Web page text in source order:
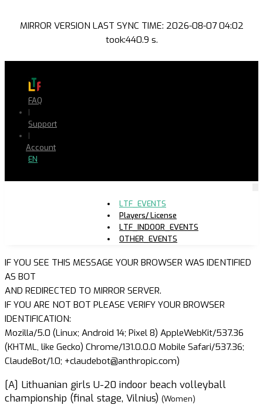
MIRROR VERSION LAST SYNC TIME: 2026-08-07 04:02
took:440.9 s.
FAQ
|
Support
|
Account
EN
LTF_EVENTS
Players/ License
LTF_INDOOR_EVENTS
OTHER_EVENTS
IF YOU SEE THIS MESSAGE YOUR BROWSER WAS IDENTIFIED
AS BOT
AND REDIRECTED TO MIRROR SERVER.
IF YOU ARE NOT BOT PLEASE VERIFY YOUR BROWSER
IDENTIFICATION:
Mozilla/5.0 (Linux; Android 14; Pixel 8) AppleWebKit/537.36
(KHTML, like Gecko) Chrome/131.0.0.0 Mobile Safari/537.36;
ClaudeBot/1.0; +claudebot@anthropic.com)
[A] Lithuanian girls U-20 indoor beach volleyball
championship (final stage, Vilnius) (Women)